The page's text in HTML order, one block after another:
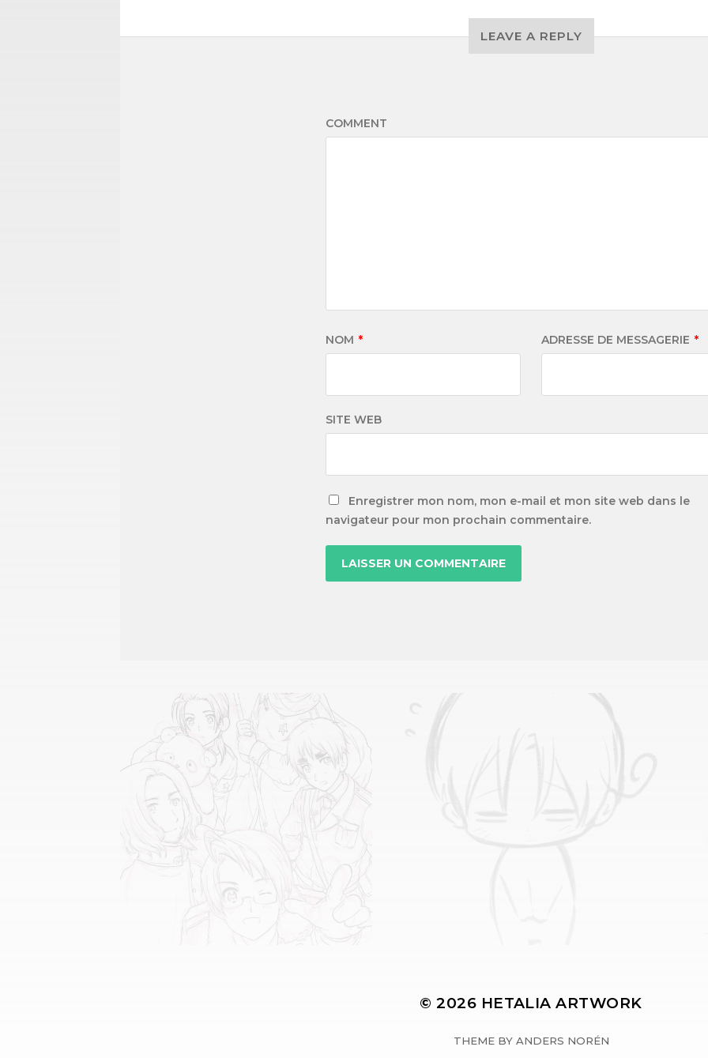
LEAVE A REPLY
COMMENT
NOM * ADRESSE DE MESSAGERIE *
SITE WEB
Enregistrer mon nom, mon e-mail et mon site web dans le
navigateur pour mon prochain commentaire.
© 2026 HETALIA ARTWORK
THEME BY ANDERS NORÉN